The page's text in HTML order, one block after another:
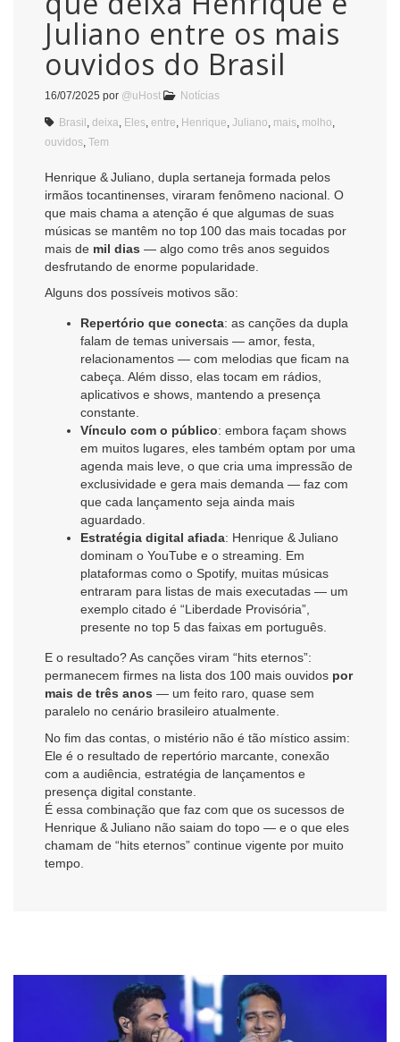
Juliano entre os mais
ouvidos do Brasil
16/07/2025 por @uHost Notícias
Brasil deixa Eles entre Henrique Juliano mais molho
ouvidos Tem
Henrique & Juliano, dupla sertaneja formada pelos
irmãos tocantinenses, viraram fenômeno nacional. O
que mais chama a atenção é que algumas de suas
músicas se mantêm no top 100 das mais tocadas por
mais de mil dias — algo como três anos seguidos
desfrutando de enorme popularidade.
Alguns dos possíveis motivos são:
Repertório que conecta: as canções da dupla
falam de temas universais — amor, festa,
relacionamentos — com melodias que ficam na
cabeça. Além disso, elas tocam em rádios,
aplicativos e shows, mantendo a presença
constante.
Vínculo com o público: embora façam shows
em muitos lugares, eles também optam por uma
agenda mais leve, o que cria uma impressão de
exclusividade e gera mais demanda — faz com
que cada lançamento seja ainda mais
aguardado.
Estratégia digital afiada: Henrique & Juliano
dominam o YouTube e o streaming. Em
plataformas como o Spotify, muitas músicas
entraram para listas de mais executadas — um
exemplo citado é “Liberdade Provisória”,
presente no top 5 das faixas em português.
E o resultado? As canções viram “hits eternos”:
permanecem firmes na lista dos 100 mais ouvidos por
mais de três anos — um feito raro, quase sem
paralelo no cenário brasileiro atualmente.
No fim das contas, o mistério não é tão místico assim:
Ele é o resultado de repertório marcante, conexão
com a audiência, estratégia de lançamentos e
presença digital constante.
É essa combinação que faz com que os sucessos de
Henrique & Juliano não saiam do topo — e o que eles
chamam de “hits eternos” continue vigente por muito
tempo.